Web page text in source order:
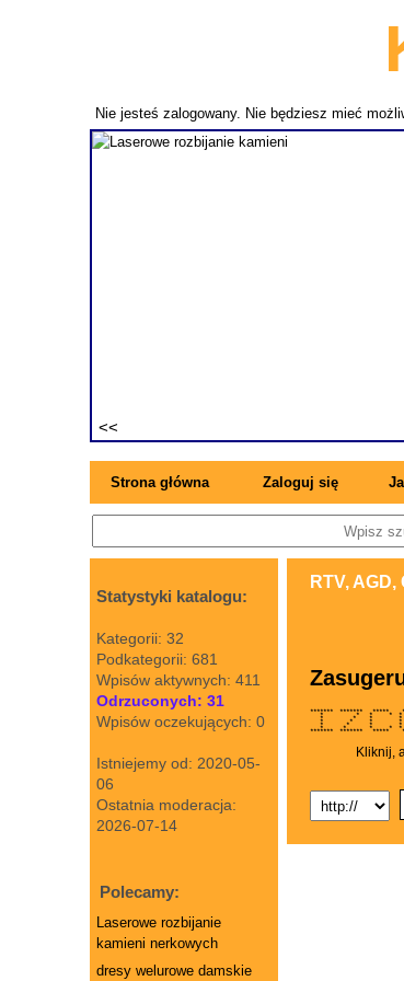
Nie jesteś zalogowany. Nie będziesz mieć
Strona główna Zaloguj się
Statystyki katalogu:
Kategorii: 32
Podkategorii: 681
Wpisów aktywnych: 411
Odrzuconych: 31
Wpisów oczekujących: 0
Istniejemy od: 2020-05-
06
Ostatnia moderacja:
2026-07-14
Polecamy:
Laserowe rozbijanie
kamieni nerkowych
dresy welurowe damskie
RTV, AGD,
******* *******
* * * * * *
* * * * * *
* * * * * *
* * * *
* * * * *
*******
Kliknij,